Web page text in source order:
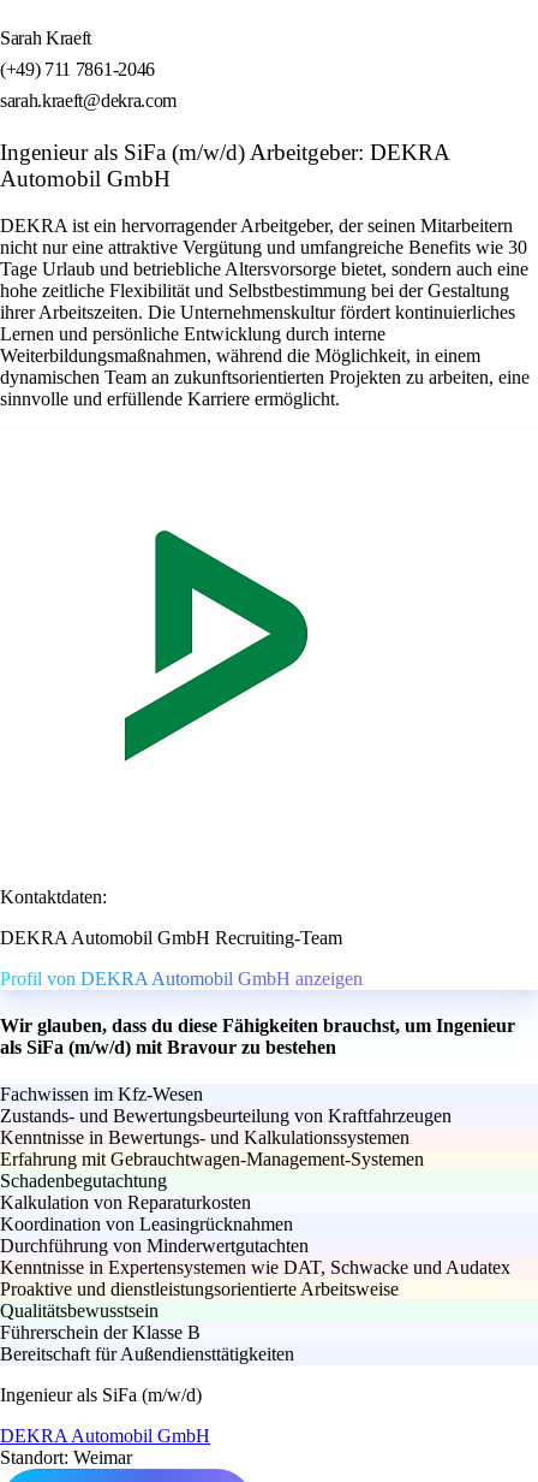
Sarah Kraeft
(+49) 711 7861-2046
sarah.kraeft@dekra.com
Ingenieur als SiFa (m/w/d) Arbeitgeber: DEKRA
Automobil GmbH
DEKRA ist ein hervorragender Arbeitgeber, der seinen Mitarbeitern
nicht nur eine attraktive Vergütung und umfangreiche Benefits wie 30
Tage Urlaub und betriebliche Altersvorsorge bietet, sondern auch eine
hohe zeitliche Flexibilität und Selbstbestimmung bei der Gestaltung
ihrer Arbeitszeiten. Die Unternehmenskultur fördert kontinuierliches
Lernen und persönliche Entwicklung durch interne
Weiterbildungsmaßnahmen, während die Möglichkeit, in einem
dynamischen Team an zukunftsorientierten Projekten zu arbeiten, eine
sinnvolle und erfüllende Karriere ermöglicht.
Kontaktdaten:
DEKRA Automobil GmbH Recruiting-Team
Profil von DEKRA Automobil GmbH anzeigen
Wir glauben, dass du diese Fähigkeiten brauchst, um Ingenieur
als SiFa (m/w/d) mit Bravour zu bestehen
Fachwissen im Kfz-Wesen
Zustands- und Bewertungsbeurteilung von Kraftfahrzeugen
Kenntnisse in Bewertungs- und Kalkulationssystemen
Erfahrung mit Gebrauchtwagen-Management-Systemen
Schadenbegutachtung
Kalkulation von Reparaturkosten
Koordination von Leasingrücknahmen
Durchführung von Minderwertgutachten
Kenntnisse in Expertensystemen wie DAT, Schwacke und Audatex
Proaktive und dienstleistungsorientierte Arbeitsweise
Qualitätsbewusstsein
Führerschein der Klasse B
Bereitschaft für Außendiensttätigkeiten
Ingenieur als SiFa (m/w/d)
DEKRA Automobil GmbH
Standort: Weimar